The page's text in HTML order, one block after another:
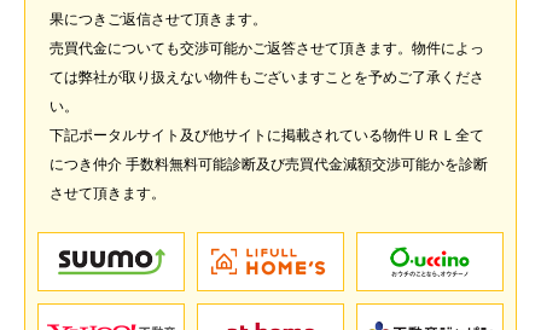
果につきご返信させて頂きます。
売買代金についても交渉可能かご返答させて頂きます。物件によっ
ては弊社が取り扱えない物件もございますことを予めご了承くださ
い。
下記ポータルサイト及び他サイトに掲載されている物件ＵＲＬ全て
につき仲介 手数料無料可能診断及び売買代金減額交渉可能かを診断
させて頂きます。